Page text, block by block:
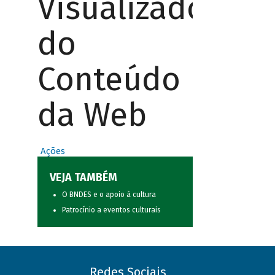
Visualizador
do
Conteúdo
da Web
Ações
VEJA TAMBÉM
O BNDES e o apoio à cultura
Patrocínio a eventos culturais
Redes Sociais